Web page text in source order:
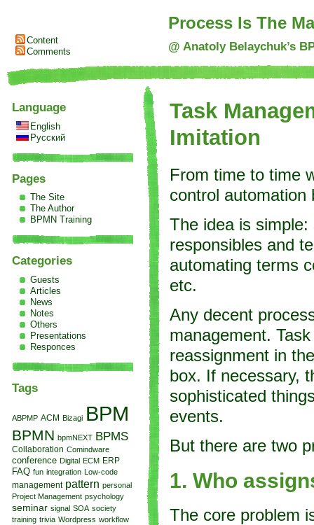
Content
Comments
Process Is The
@ Anatoly Belaychuk’s
Task
Imitation
From time to time
control automation
The idea is
responsibles and
automating terms
etc.
Any decent
management.
reassignment in
box. If necessary,
sophisticated
events.
But there are two
1. Who
The core problem
Language
English
Русский
Pages
The Site
The Author
BPMN Training
Categories
Guests
Articles
News
Notes
Others
Presentations
Responces
Tags
ABPMP ACM Bizagi BPM
BPMN bpmNEXT BPMS
Collaboration Comindware
conference Digital ECM ERP
FAQ fun integration Low-code
management pattern personal
Project Management psychology
seminar signal SOA society
training trivia Wordpress workflow